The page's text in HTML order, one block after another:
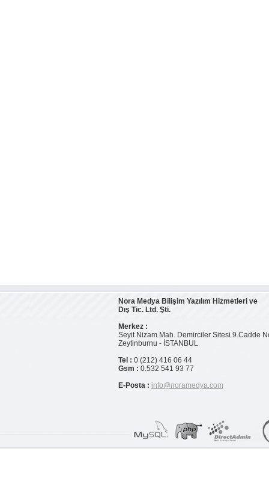
Nora Medya Bilişim Yazılım Hizmetleri ve
Dış Tic. Ltd. Şti.
Merkez :
Seyit Nizam Mah. Demirciler Sitesi 9.Cadde
Zeytinburnu - İSTANBUL
Tel : 0 (212) 416 06 44
Gsm : 0.532 541 93 77
E-Posta : info@noramedya.com